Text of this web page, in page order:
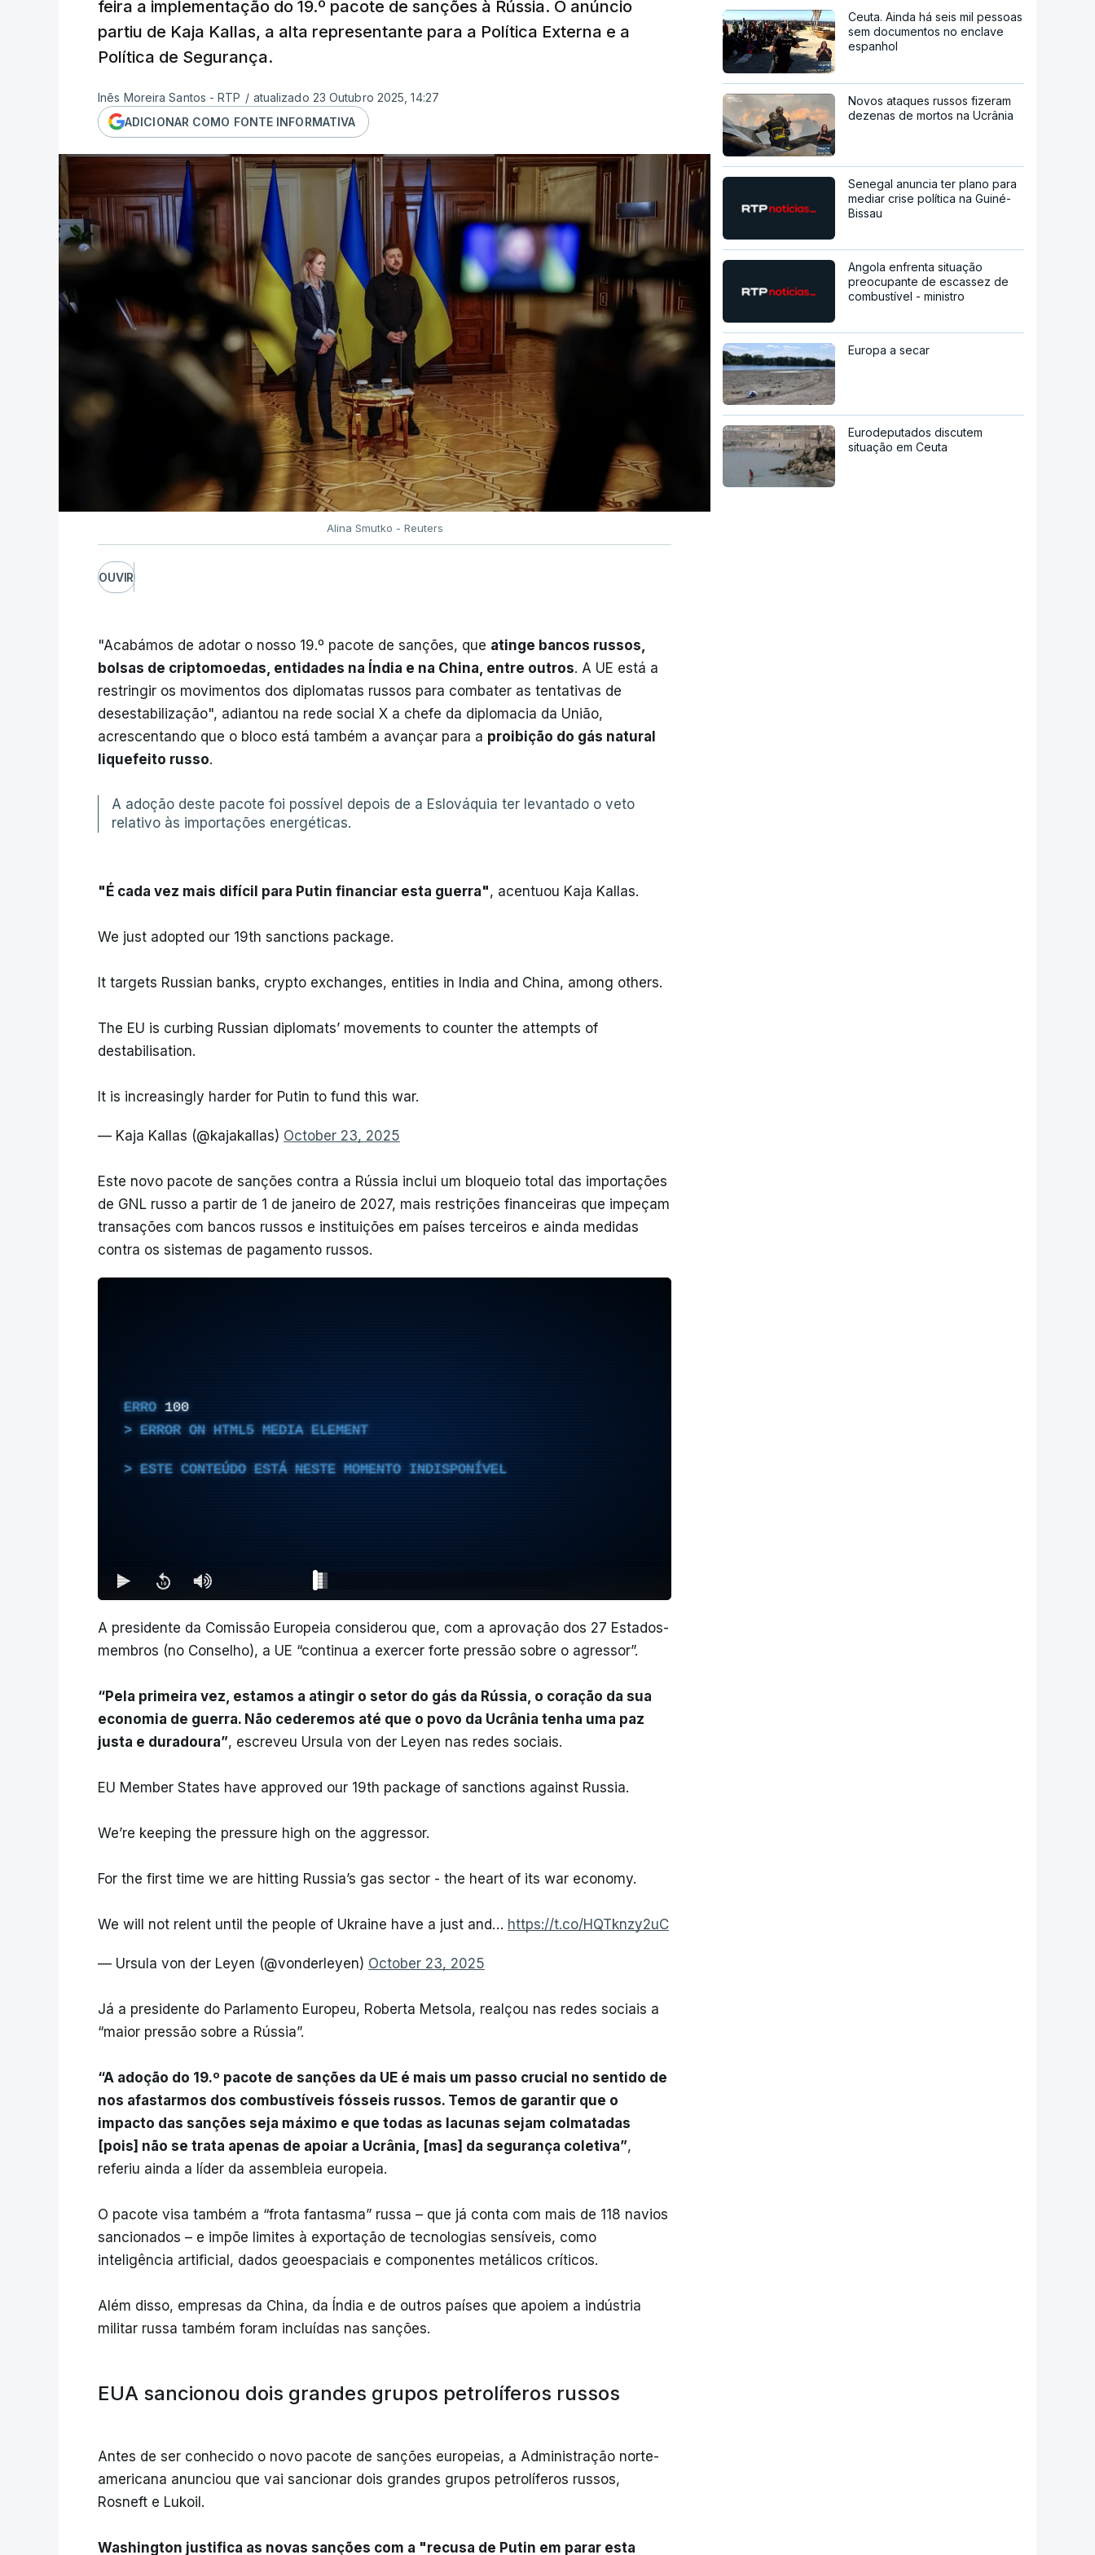
feira a implementação do 19.º pacote de sanções à Rússia. O anúncio
partiu de Kaja Kallas, a alta representante para a Política Externa e a
Política de Segurança.
Inês Moreira Santos - RTP / atualizado 23 Outubro 2025, 14:27
ADICIONAR COMO FONTE INFORMATIVA
Alina Smutko - Reuters
OUVIR
"Acabámos de adotar o nosso 19.º pacote de sanções, que atinge bancos russos,
bolsas de criptomoedas, entidades na Índia e na China, entre outros. A UE está a
restringir os movimentos dos diplomatas russos para combater as tentativas de
desestabilização", adiantou na rede social X a chefe da diplomacia da União,
acrescentando que o bloco está também a avançar para a proibição do gás natural
liquefeito russo.
A adoção deste pacote foi possível depois de a Eslováquia ter levantado o veto
relativo às importações energéticas.
"É cada vez mais difícil para Putin financiar esta guerra", acentuou Kaja Kallas.
We just adopted our 19th sanctions package.
It targets Russian banks, crypto exchanges, entities in India and China, among others.
The EU is curbing Russian diplomats’ movements to counter the attempts of
destabilisation.
It is increasingly harder for Putin to fund this war.
— Kaja Kallas (@kajakallas) October 23, 2025
Este novo pacote de sanções contra a Rússia inclui um bloqueio total das importações
de GNL russo a partir de 1 de janeiro de 2027, mais restrições financeiras que impeçam
transações com bancos russos e instituições em países terceiros e ainda medidas
contra os sistemas de pagamento russos.
ERRO 100
ERROR ON HTML5 MEDIA ELEMENT
ESTE CONTEÚDO ESTÁ NESTE MOMENTO INDISPONÍVEL
A presidente da Comissão Europeia considerou que, com a aprovação dos 27 Estados-
membros (no Conselho), a UE “continua a exercer forte pressão sobre o agressor”.
“Pela primeira vez, estamos a atingir o setor do gás da Rússia, o coração da sua
economia de guerra. Não cederemos até que o povo da Ucrânia tenha uma paz
justa e duradoura”, escreveu Ursula von der Leyen nas redes sociais.
EU Member States have approved our 19th package of sanctions against Russia.
We’re keeping the pressure high on the aggressor.
For the first time we are hitting Russia’s gas sector - the heart of its war economy.
We will not relent until the people of Ukraine have a just and… https://t.co/HQTknzy2uC
— Ursula von der Leyen (@vonderleyen) October 23, 2025
Já a presidente do Parlamento Europeu, Roberta Metsola, realçou nas redes sociais a
“maior pressão sobre a Rússia”.
“A adoção do 19.º pacote de sanções da UE é mais um passo crucial no sentido de
nos afastarmos dos combustíveis fósseis russos. Temos de garantir que o
impacto das sanções seja máximo e que todas as lacunas sejam colmatadas
[pois] não se trata apenas de apoiar a Ucrânia, [mas] da segurança coletiva”,
referiu ainda a líder da assembleia europeia.
O pacote visa também a “frota fantasma” russa – que já conta com mais de 118 navios
sancionados – e impõe limites à exportação de tecnologias sensíveis, como
inteligência artificial, dados geoespaciais e componentes metálicos críticos.
Além disso, empresas da China, da Índia e de outros países que apoiem a indústria
militar russa também foram incluídas nas sanções.
EUA sancionou dois grandes grupos petrolíferos russos
Antes de ser conhecido o novo pacote de sanções europeias, a Administração norte-
americana anunciou que vai sancionar dois grandes grupos petrolíferos russos,
Rosneft e Lukoil.
Washington justifica as novas sanções com a "recusa de Putin em parar esta
Ceuta. Ainda há seis mil pessoas
sem documentos no enclave
espanhol
Novos ataques russos fizeram
dezenas de mortos na Ucrânia
Senegal anuncia ter plano para
mediar crise política na Guiné-
Bissau
Angola enfrenta situação
preocupante de escassez de
combustível - ministro
Europa a secar
Eurodeputados discutem
situação em Ceuta